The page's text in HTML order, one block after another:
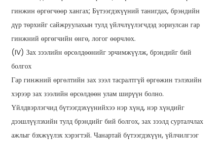
гинжин өргөгчөөр хангах; Бүтээгдэхүүний танигдах, брэндийн
дүр төрхийг сайжруулахын тулд үйлчлүүлэгчдэд зориулсан гар
гинжний өргөгчийн өнгө, логог өөрчлөх.
(IV) Зах зээлийн өрсөлдөөнийг эрчимжүүлж, брэндийг бий
болгох
Гар гинжний өргөлтийн зах зээл тасралтгүй өргөжин тэлэхийн
хэрээр зах зээлийн өрсөлдөөн улам ширүүн болно.
Үйлдвэрлэгчид бүтээгдэхүүнийхээ нэр хүнд, нэр хүндийг
дээшлүүлэхийн тулд брэндийг бий болгох, зах зээлд сурталчлах
ажлыг бэхжүүлэх хэрэгтэй. Чанартай бүтээгдэхүүн, үйлчилгээг